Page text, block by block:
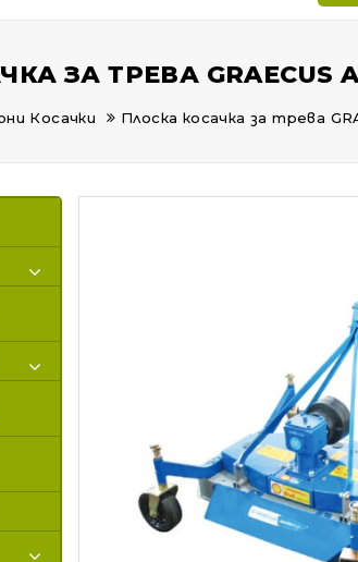
ЗА ТРЕВА GRAECUS
Косачки Плоска косачка за трева